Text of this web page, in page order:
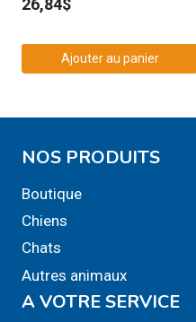
26,84$
Ajouter au panier
NOS PRODUITS
Boutique
Chiens
Chats
Autres animaux
A VOTRE SERVICE